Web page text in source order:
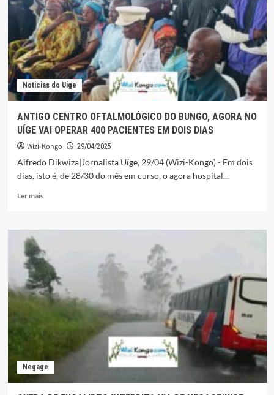
DA
PÉSSIMA
ESTRADA
DA
NOVA
ESPERANÇA
Noticias do Uige
ANTIGO CENTRO OFTALMOLÓGICO DO BUNGO, AGORA NO
UÍGE VAI OPERAR 400 PACIENTES EM DOIS DIAS
Wizi-Kongo 29/04/2025
Alfredo Dikwiza|Jornalista Uíge, 29/04 (Wizi-Kongo) - Em dois
dias, isto é, de 28/30 do mês em curso, o agora hospital...
Ler maisLeia
ANTIGO
OFTALMOLÓGICO
DO
BUNGO,
AGORA
NO
OPERAR
400
PACIENTES
EM
Negage